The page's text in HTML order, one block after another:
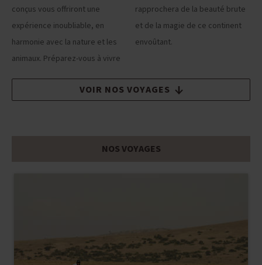
conçus vous offriront une
expérience inoubliable, en
harmonie avec la nature et les
animaux. Préparez-vous à vivre
rapprochera de la beauté brute
et de la magie de ce continent
envoûtant.
VOIR NOS VOYAGES
NOS VOYAGES